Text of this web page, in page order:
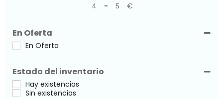
Minimum Price
- Maximum Price
€
En Oferta
En Oferta
Estado del inventario
Hay existencias
Sin existencias